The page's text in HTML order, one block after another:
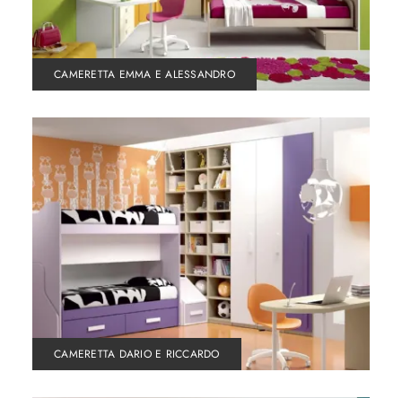
CAMERETTA EMMA E ALESSANDRO
CAMERETTA DARIO E RICCARDO